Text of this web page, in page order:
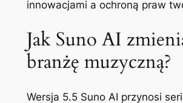
innowacjami a ochroną praw
Jak Suno AI
branżę muzyczną?
Wersja 5.5 Suno AI przynosi